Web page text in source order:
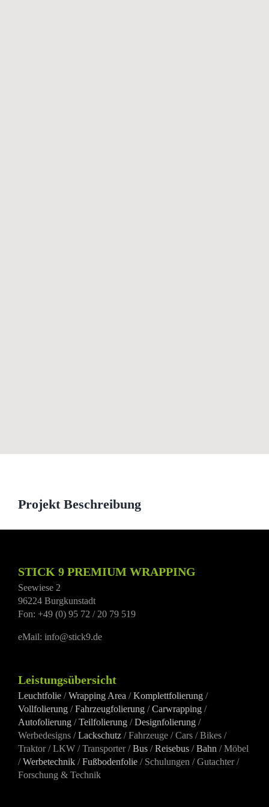
Projekt Beschreibung
STICK 9 PREMIUM WRAPPING
Seewiese 2
96224 Burgkunstadt
Fon: +49 (0) 95 72 / 20 79 519
eMail: info@stick9.de
Leistungsübersicht
Leuchtfolie /Wrapping Area /Komplettfolierung /
Vollfolierung /Fahrzeugfolierung /Carwrapping /
Autofolierung /Teilfolierung /Designfolierung /
Werbedesigns /Lackschutz / Fahrzeuge / Cars / Bikes /
Traktor / LKW / Transporter /Bus /Reisebus /Bahn / Möbel
/Werbetechnik /Fußbodenfolie / Schulungen / Gutachter /
Forschung & Technik